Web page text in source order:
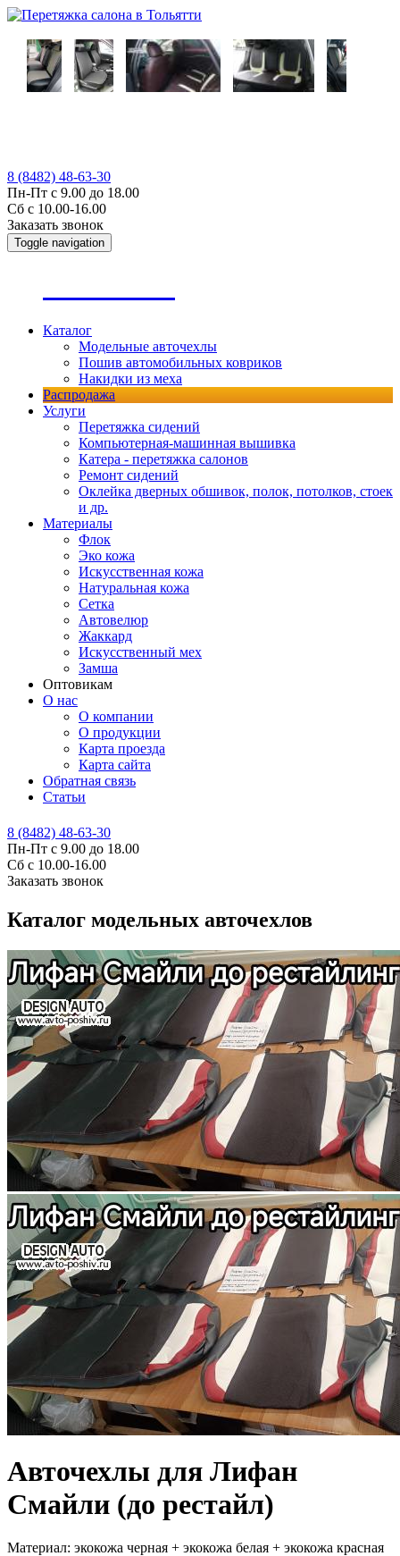
8 (8482) 48-63-30
Пн-Пт с 9.00 до 18.00
Сб с 10.00-16.00
Заказать звонок
Toggle navigation
Каталог
Модельные авточехлы
Пошив автомобильных ковриков
Накидки из меха
Распродажа
Услуги
Перетяжка сидений
Компьютерная-машинная вышивка
Катера - перетяжка салонов
Ремонт сидений
Оклейка дверных обшивок, полок, потолков, стоек
и др.
Материалы
Флок
Эко кожа
Искусственная кожа
Натуральная кожа
Сетка
Автовелюр
Жаккард
Искусственный мех
Замша
Оптовикам
О нас
О компании
О продукции
Карта проезда
Карта сайта
Обратная связь
Статьи
8 (8482) 48-63-30
Пн-Пт с 9.00 до 18.00
Сб с 10.00-16.00
Заказать звонок
Каталог модельных авточехлов
Авточехлы для Лифан
Смайли (до рестайл)
Материал: экокожа черная + экокожа белая + экокожа красная